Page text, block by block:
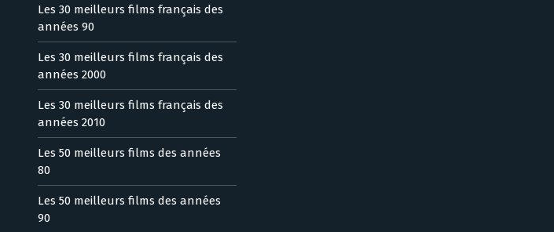
Les 30 meilleurs films français des
années 90
Les 30 meilleurs films français des
années 2000
Les 30 meilleurs films français des
années 2010
Les 50 meilleurs films des années
80
Les 50 meilleurs films des années
90